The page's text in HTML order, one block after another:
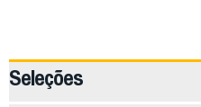
Seleções